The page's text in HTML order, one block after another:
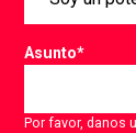
Asunto*
Por favor, danos